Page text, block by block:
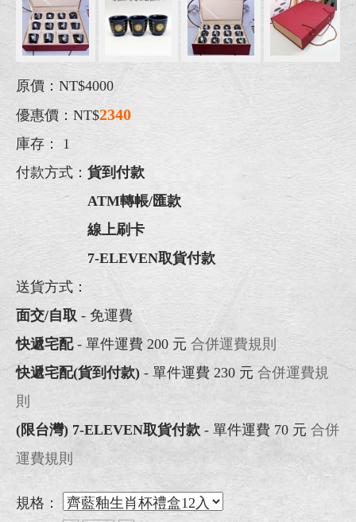
原價：NT$4000
優惠價：NT$2340
庫存： 1
付款方式： 貨到付款
ATM轉帳/匯款
線上刷卡
7-ELEVEN取貨付款
送貨方式：
面交/自取 - 免運費
快遞宅配- 單件運費 200 元 合併運費規則
快遞宅配(貨到付款) - 單件運費 230 元 合併運費規
則
(限台灣) 7-ELEVEN取貨付款 - 單件運費 70 元 合併
運費規則
規格：